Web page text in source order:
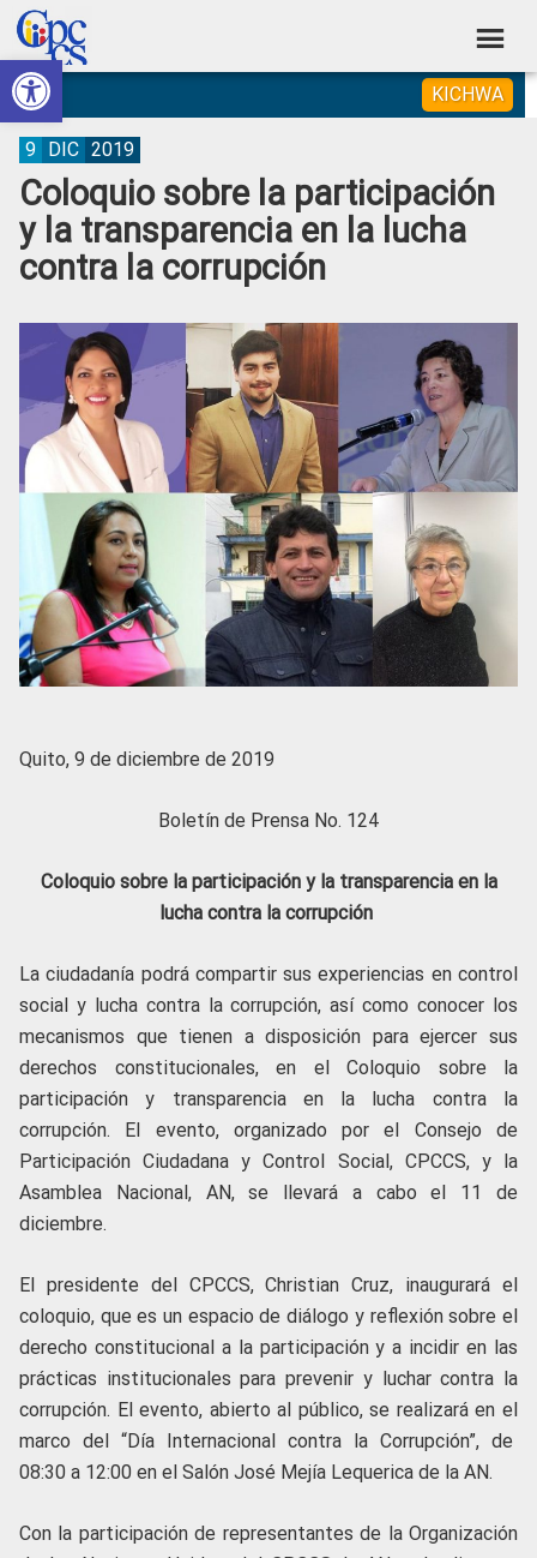
Abrir barra de herramientas
Skip
to
primary
navigation
Skip
to
main
content
Skip
to
primary
sidebar
Skip
to
footer
Consejo
de
Participación
Ciudadana
Control
Social
Construyendo
Poder
Ciudadano
KICHWA
Coloquio sobre la participación
y la transparencia en la lucha
contra la corrupción
9 DIC 2019
Quito, 9 de diciembre de 2019
Boletín de Prensa No. 124
Coloquio sobre la participación y la transparencia en la
lucha contra la corrupción
La ciudadanía podrá compartir sus experiencias en control
social y lucha contra la corrupción, así como conocer los
mecanismos que tienen a disposición para ejercer sus
derechos constitucionales, en el Coloquio sobre la
participación y transparencia en la lucha contra la
corrupción. El evento, organizado por el Consejo de
Participación Ciudadana y Control Social, CPCCS, y la
Asamblea Nacional, AN, se llevará a cabo el 11 de
diciembre.
El presidente del CPCCS, Christian Cruz, inaugurará el
coloquio, que es un espacio de diálogo y reflexión sobre el
derecho constitucional a la participación y a incidir en las
prácticas institucionales para prevenir y luchar contra la
corrupción. El evento, abierto al público, se realizará en el
marco del “Día Internacional contra la Corrupción”, de
08:30 a 12:00 en el Salón José Mejía Lequerica de la AN.
Con la participación de representantes de la Organización